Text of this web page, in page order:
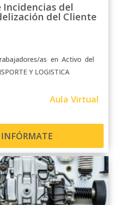
Incidencias del
del Cliente
as en Activo del
Y LOGISTICA
Aula Virtual
INFÓRMATE